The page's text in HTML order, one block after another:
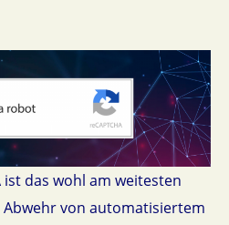
ist das wohl am weitesten
von automatisiertem